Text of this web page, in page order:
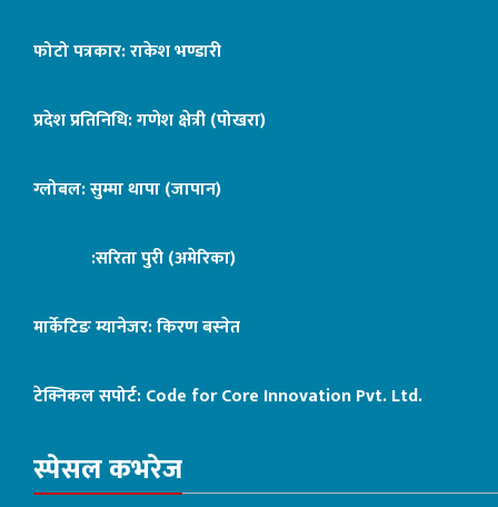
फोटो पत्रकार: राकेश भण्डारी
प्रदेश प्रतिनिधि: गणेश क्षेत्री (पोखरा)
ग्लोबल: सुम्मा थापा (जापान)
:सरिता पुरी (अमेरिका)
मार्केटिङ म्यानेजर: किरण बस्नेत
टेक्निकल सपोर्ट:Code for Core Innovation Pvt. Ltd.
स्पेसल कभरेज